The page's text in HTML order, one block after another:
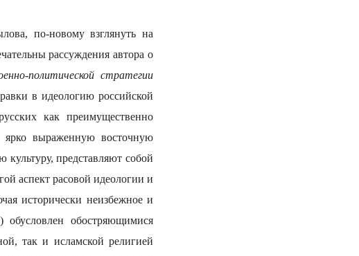
по-новому взглянуть на
рассуждения автора о
политической стратегии
в идеологию российской
как преимущественно
ярко выраженную восточную
представляют собой
аспект расовой идеологии и
исторически неизбежное и
обостряющимися
так и исламской религией